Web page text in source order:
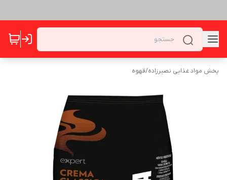
پخش مواد غذایی نصیرزاده/قهوه